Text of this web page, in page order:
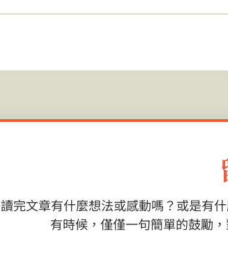
讀完文章有什麼想法或感動嗎？或是有
有時候，僅僅一句簡單的鼓勵